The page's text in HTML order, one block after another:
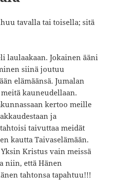
tavalla tai toisella; sitä
laulaakaan. Jokainen ääni
siinä joutuu
elämäänsä. Jumalan
kauneudellaan.
kertoo meille
ja
taivuttaa meidät
kautta Taivaselämään.
Kristus vain meissä
niin, että Hänen
tahtonsa tapahtuu!!!